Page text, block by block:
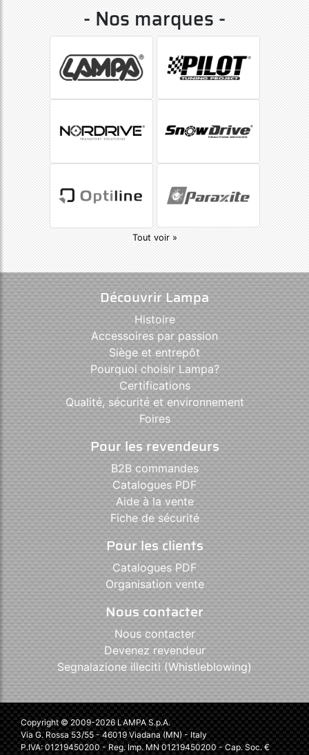
- Nos marques -
Tout voir »
Découvrir Lampa
Histoire
Accessoires par passion
Siège et entrepôt
Pourquoi choisir Lampa?
Certifications
Qualité, sécurité et environnement
Foires
Pour les revendeurs
B2B commandes
Catalogues PDF
Aide à la vente
Fiche de sécurité
Pour les clients
Catalogues PDF
Organisation vente
Nous contacter
Nous contacter
Devenez revendeur
Segnalazione illeciti (Whistleblowing)
Copyright © 2009-2026 LAMPA S.p.A.
Via G. Rossa 53/55 - 46019 Viadana (MN) - Italy
P.IVA: 01219450200 - Reg. Imp. MN 01219450200 - Cap. Soc. €